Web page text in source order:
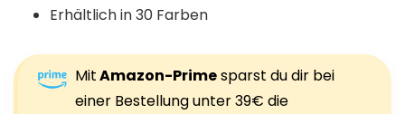
Erhältlich in 30 Farben
MitAmazon-Primesparst du dir bei
einer Bestellung unter 39€ die